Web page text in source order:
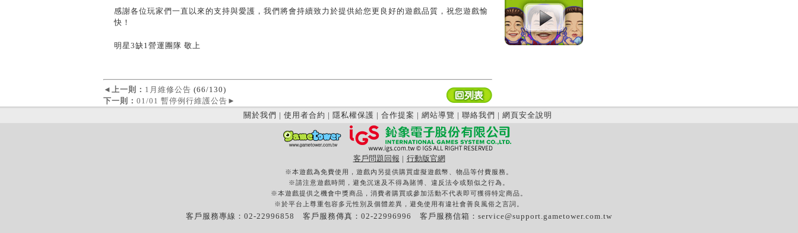
感謝各位玩家們一直以來的支持與愛護，我們將會持續致力於提供給您更良好的遊戲品質，祝您遊戲愉
快！
明星3缺1營運團隊 敬上
◄ 上一則： 1月維修公告 (66/130)
下一則： 01/01 暫停例行維護公告 ►
關於我們 | 使用者合約 | 隱私權保護 | 合作提案 | 網站導覽 | 聯絡我們 | 網頁安全說明
客戶問題回報 | 行動版官網
※本遊戲為免費使用，遊戲內另提供購買虛擬遊戲幣、物品等付費服務。
※請注意遊戲時間，避免沉迷及不得為賭博、違反法令或類似之行為。
※本遊戲提供之機會中獎商品，消費者購買或參加活動不代表即可獲得特定商品。
※於平台上尊重包容多元性別及個體差異，避免使用有違社會善良風俗之言詞。
客戶服務專線：02-22996858 客戶服務傳真：02-22996996 客戶服務信箱： service@support.gametower.com.tw